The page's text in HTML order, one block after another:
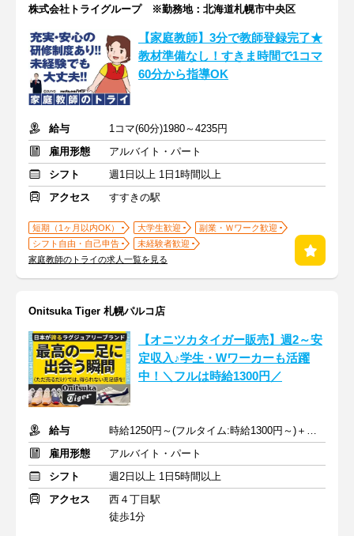
株式会社トライグループ ※勤務地：北海道札幌市中央区
【家庭教師】3分で教師登録完了★
教材準備なし！すきま時間で1コマ
60分から指導OK
給与
1コマ(60分)1980～4235円
雇用形態
アルバイト・パート
シフト
週1日以上 1日1時間以上
アクセス
すすきの駅
短期（1ヶ月以内OK） 大学生歓迎
副業・Ｗワーク歓迎
シフト自由・自己申告
未経験者歓迎
家庭教師のトライの求人一覧を見る
Onitsuka Tiger 札幌パルコ店
【オニツカタイガー販売】週2～安
定収入♪学生・Wワーカーも活躍
中！＼フルは時給1300円／
給与
時給1250円～(フルタイム:時給1300円～)＋交通費規定支給
雇用形態
アルバイト・パート
シフト
週2日以上 1日5時間以上
アクセス
西４丁目駅
徒歩1分